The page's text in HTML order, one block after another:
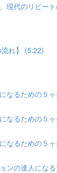
現代のリピー
れ】 (5:22)
なるための５
なるための５
なるための５
ンの達人にな